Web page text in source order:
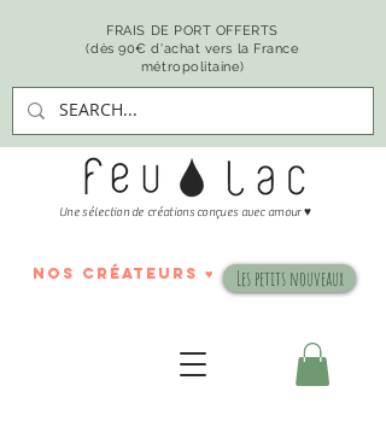
Une sélection de créations conçues avec amour♥
FRAIS DE PORT OFFERTS
(dès 90€ d'achat vers la France
métropolitaine)
nos créateurs ♥ Les petits nouveaux